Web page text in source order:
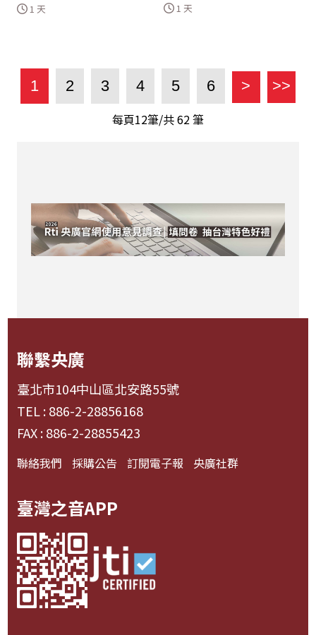
1 天 1 天
1 2 3 4 5 6 > >>
每頁12筆/共62筆
聯繫央廣
臺北市104中山區北安路55號
TEL : 886-2-28856168
FAX : 886-2-28855423
聯絡我們 採購公告 訂閱電子報 央廣社群
臺灣之音APP